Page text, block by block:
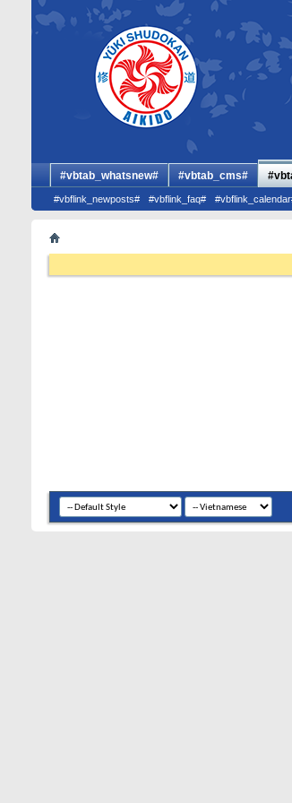
#vbtab_whatsnew# #vbtab_cms#
#vbflink_newposts# #vbflink_faq#